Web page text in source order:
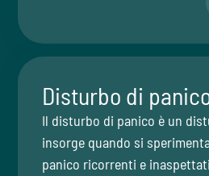
Disturbo di
Il disturbo di panico è un
insorge quando si
panico ricorrenti e